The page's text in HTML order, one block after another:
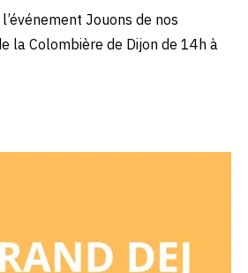
Jouons de nos
la Colombière de Dijon de 14h à